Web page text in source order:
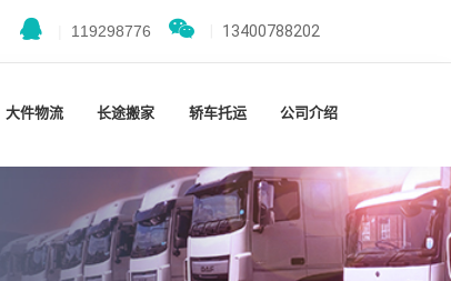
119298776 13400788202
大件物流 长途搬家 轿车托运 公司介绍